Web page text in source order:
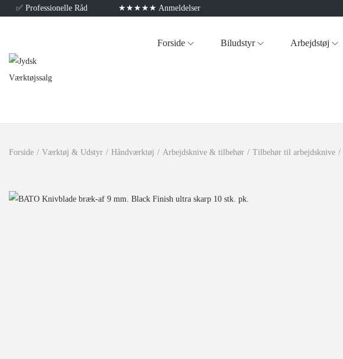
✅ Professionelle Råd ★★★★★ Anmeldelser
Forside Biludstyr Arbejdstøj
Forside / Værktøj & Udstyr / Håndværktøj / Arbejdsknive & tilbehør / Tilbehør til arbejdsknive /